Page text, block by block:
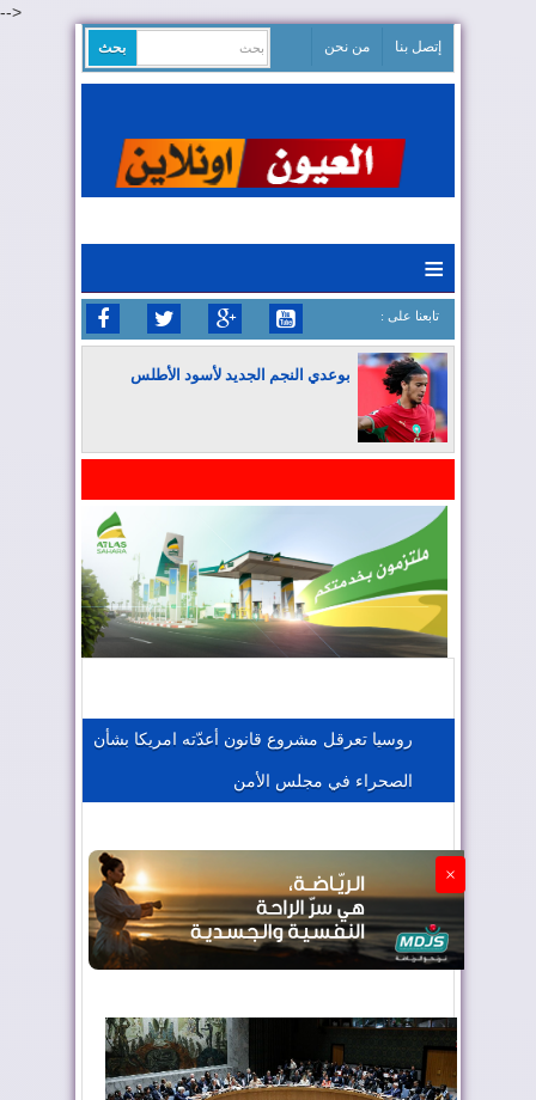
-->
إتصل بنا من نحن
≡
: تابعنا على
بوعدي النجم الجديد لأسود الأطلس
المغرب يعزز موقعه في صناعة الطيران
الجزائر تستسلم لفرنسا
روسيا تعرقل مشروع قانون أعدّته امريكا بشأن
الصحراء في مجلس الأمن
×